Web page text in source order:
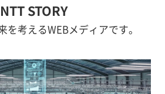
NTT STORY
を考えるWEBメディアです。